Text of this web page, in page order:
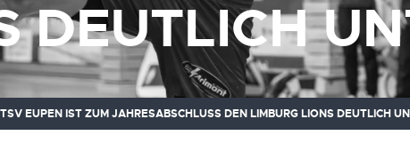
DEUTLICH
EUPEN IST ZUM JAHRESABSCHLUSS DEN LIMBURG LIONS DEUTLICH